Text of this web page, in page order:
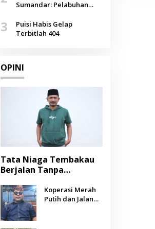
Agustus
Sumandar: Pelabuhan
Selendang Benang Merah
Lombang
3
Puisi Habis Gelap
Terbitlah 404
OPINI
Tata Niaga Tembakau
Berjalan Tanpa
Negara Berpihak
kepada Petani?
Koperasi Merah
Putih dan Jalan